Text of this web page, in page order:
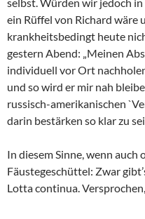
ein Rüffel von Richard wäre
krankheitsbedingt heute
gestern Abend: „Meinen
individuell vor Ort
und so wird er mir nah
russisch-amerikanischen
darin bestärken so klar zu
In diesem Sinne, wenn auch
Fäustegeschüttel: Zwar
Lotta continua.